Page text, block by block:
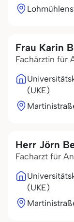
Frau Karin
Fachärztin für
(UKE)
Herr Jörn
Facharzt für
(UKE)